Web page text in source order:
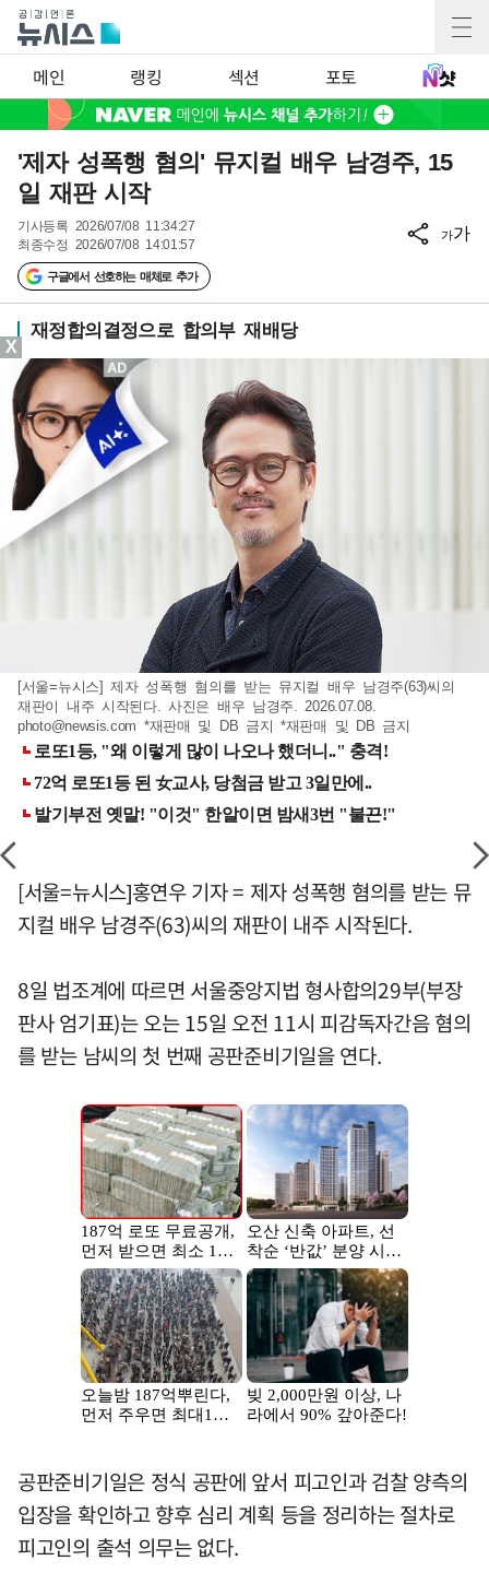
메인 랭킹 섹션 포토
'제자 성폭행 혐의' 뮤지컬 배우 남경주, 15
일 재판 시작
기사등록 2026/07/08 11:34:27
최종수정 2026/07/08 14:01:57
구글에서 선호하는 매체로 추가
가가
재정합의결정으로 합의부 재배당
[서울=뉴시스] 제자 성폭행 혐의를 받는 뮤지컬 배우 남경주(63)씨의
재판이 내주 시작된다. 사진은 배우 남경주. 2026.07.08.
photo@newsis.com *재판매 및 DB 금지 *재판매 및 DB 금지
[서울=뉴시스]홍연우 기자 = 제자 성폭행 혐의를 받는 뮤
지컬 배우 남경주(63)씨의 재판이 내주 시작된다.
8일 법조계에 따르면 서울중앙지법 형사합의29부(부장
판사 엄기표)는 오는 15일 오전 11시 피감독자간음 혐의
를 받는 남씨의 첫 번째 공판준비기일을 연다.
공판준비기일은 정식 공판에 앞서 피고인과 검찰 양측의
입장을 확인하고 향후 심리 계획 등을 정리하는 절차로
피고인의 출석 의무는 없다.
X